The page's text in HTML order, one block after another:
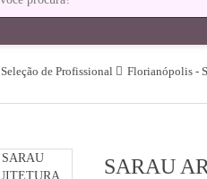
Seleção de Profissional Florianópolis -
SARAU